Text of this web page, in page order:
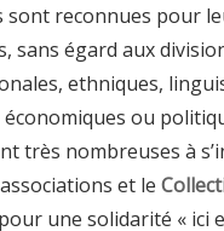
sont reconnues pour
sans égard aux
ethniques,
ou
très nombreuses à
et le
pour une solidarité « ici